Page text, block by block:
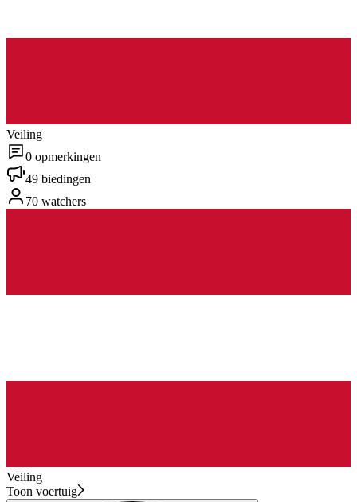
Veiling
0 opmerkingen
49 biedingen
70 watchers
Veiling
Toon voertuig